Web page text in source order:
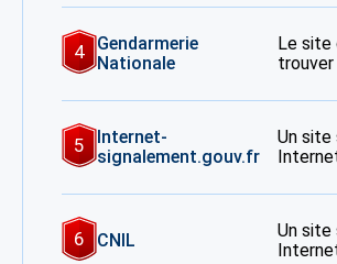
4
Gendarmerie
Nationale
Le site
trouver
5
Internet-
signalement.gouv.fr
Un site
6 CNIL
Un site